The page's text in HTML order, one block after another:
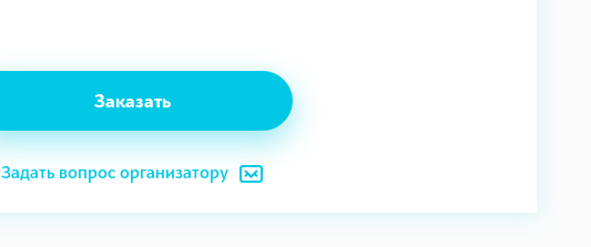
Заказать
Задать вопрос организатору